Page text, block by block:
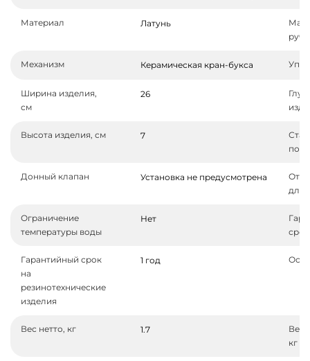
Материал Латунь
Механизм Керамическая кран-букса
Ширина изделия,
см
26
Высота изделия, см 7
Донный клапан Установка не предусмотрена
для
Ограничение
температуры воды
Нет
срок
Гарантийный срок
на
резинотехнические
изделия
1 год
Вес нетто, кг 1.7
Вес
кг